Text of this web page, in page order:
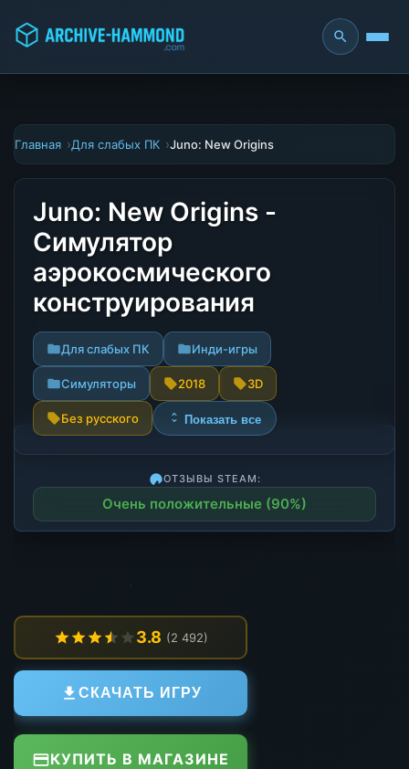
Главная Для слабых ПК Juno: New Origins
Juno: New Origins -
Симулятор
аэрокосмического
конструирования
Для слабых ПК Инди-игры
Симуляторы 2018 3D
Без русского Показать все
ОТЗЫВЫ STEAM:
Очень положительные (90%)
3.8 (2 492)
СКАЧАТЬ ИГРУ
КУПИТЬ В МАГАЗИНЕ